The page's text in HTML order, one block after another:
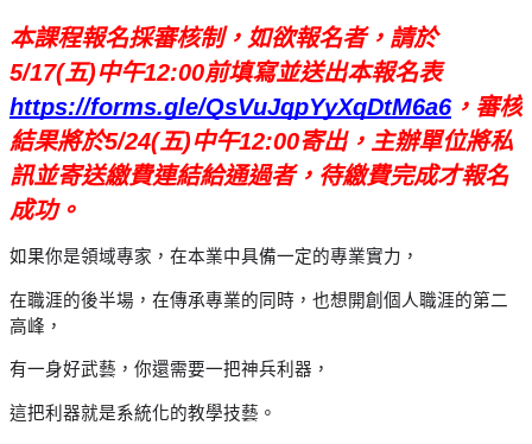
本課程報名採審核制，如欲報名者，請於
5/17(五)中午12:00前填寫並送出本報名表
https://forms.gle/QsVuJqpYyXqDtM6a6 ，審核
結果將於5/24(五)中午12:00寄出，主辦單位將私
訊並寄送繳費連結給通過者，待繳費完成才報名
成功。
如果你是領域專家，在本業中具備一定的專業實力，
在職涯的後半場，在傳承專業的同時，也想開創個人職涯的第二
高峰，
有一身好武藝，你還需要一把神兵利器，
這把利器就是系統化的教學技藝。